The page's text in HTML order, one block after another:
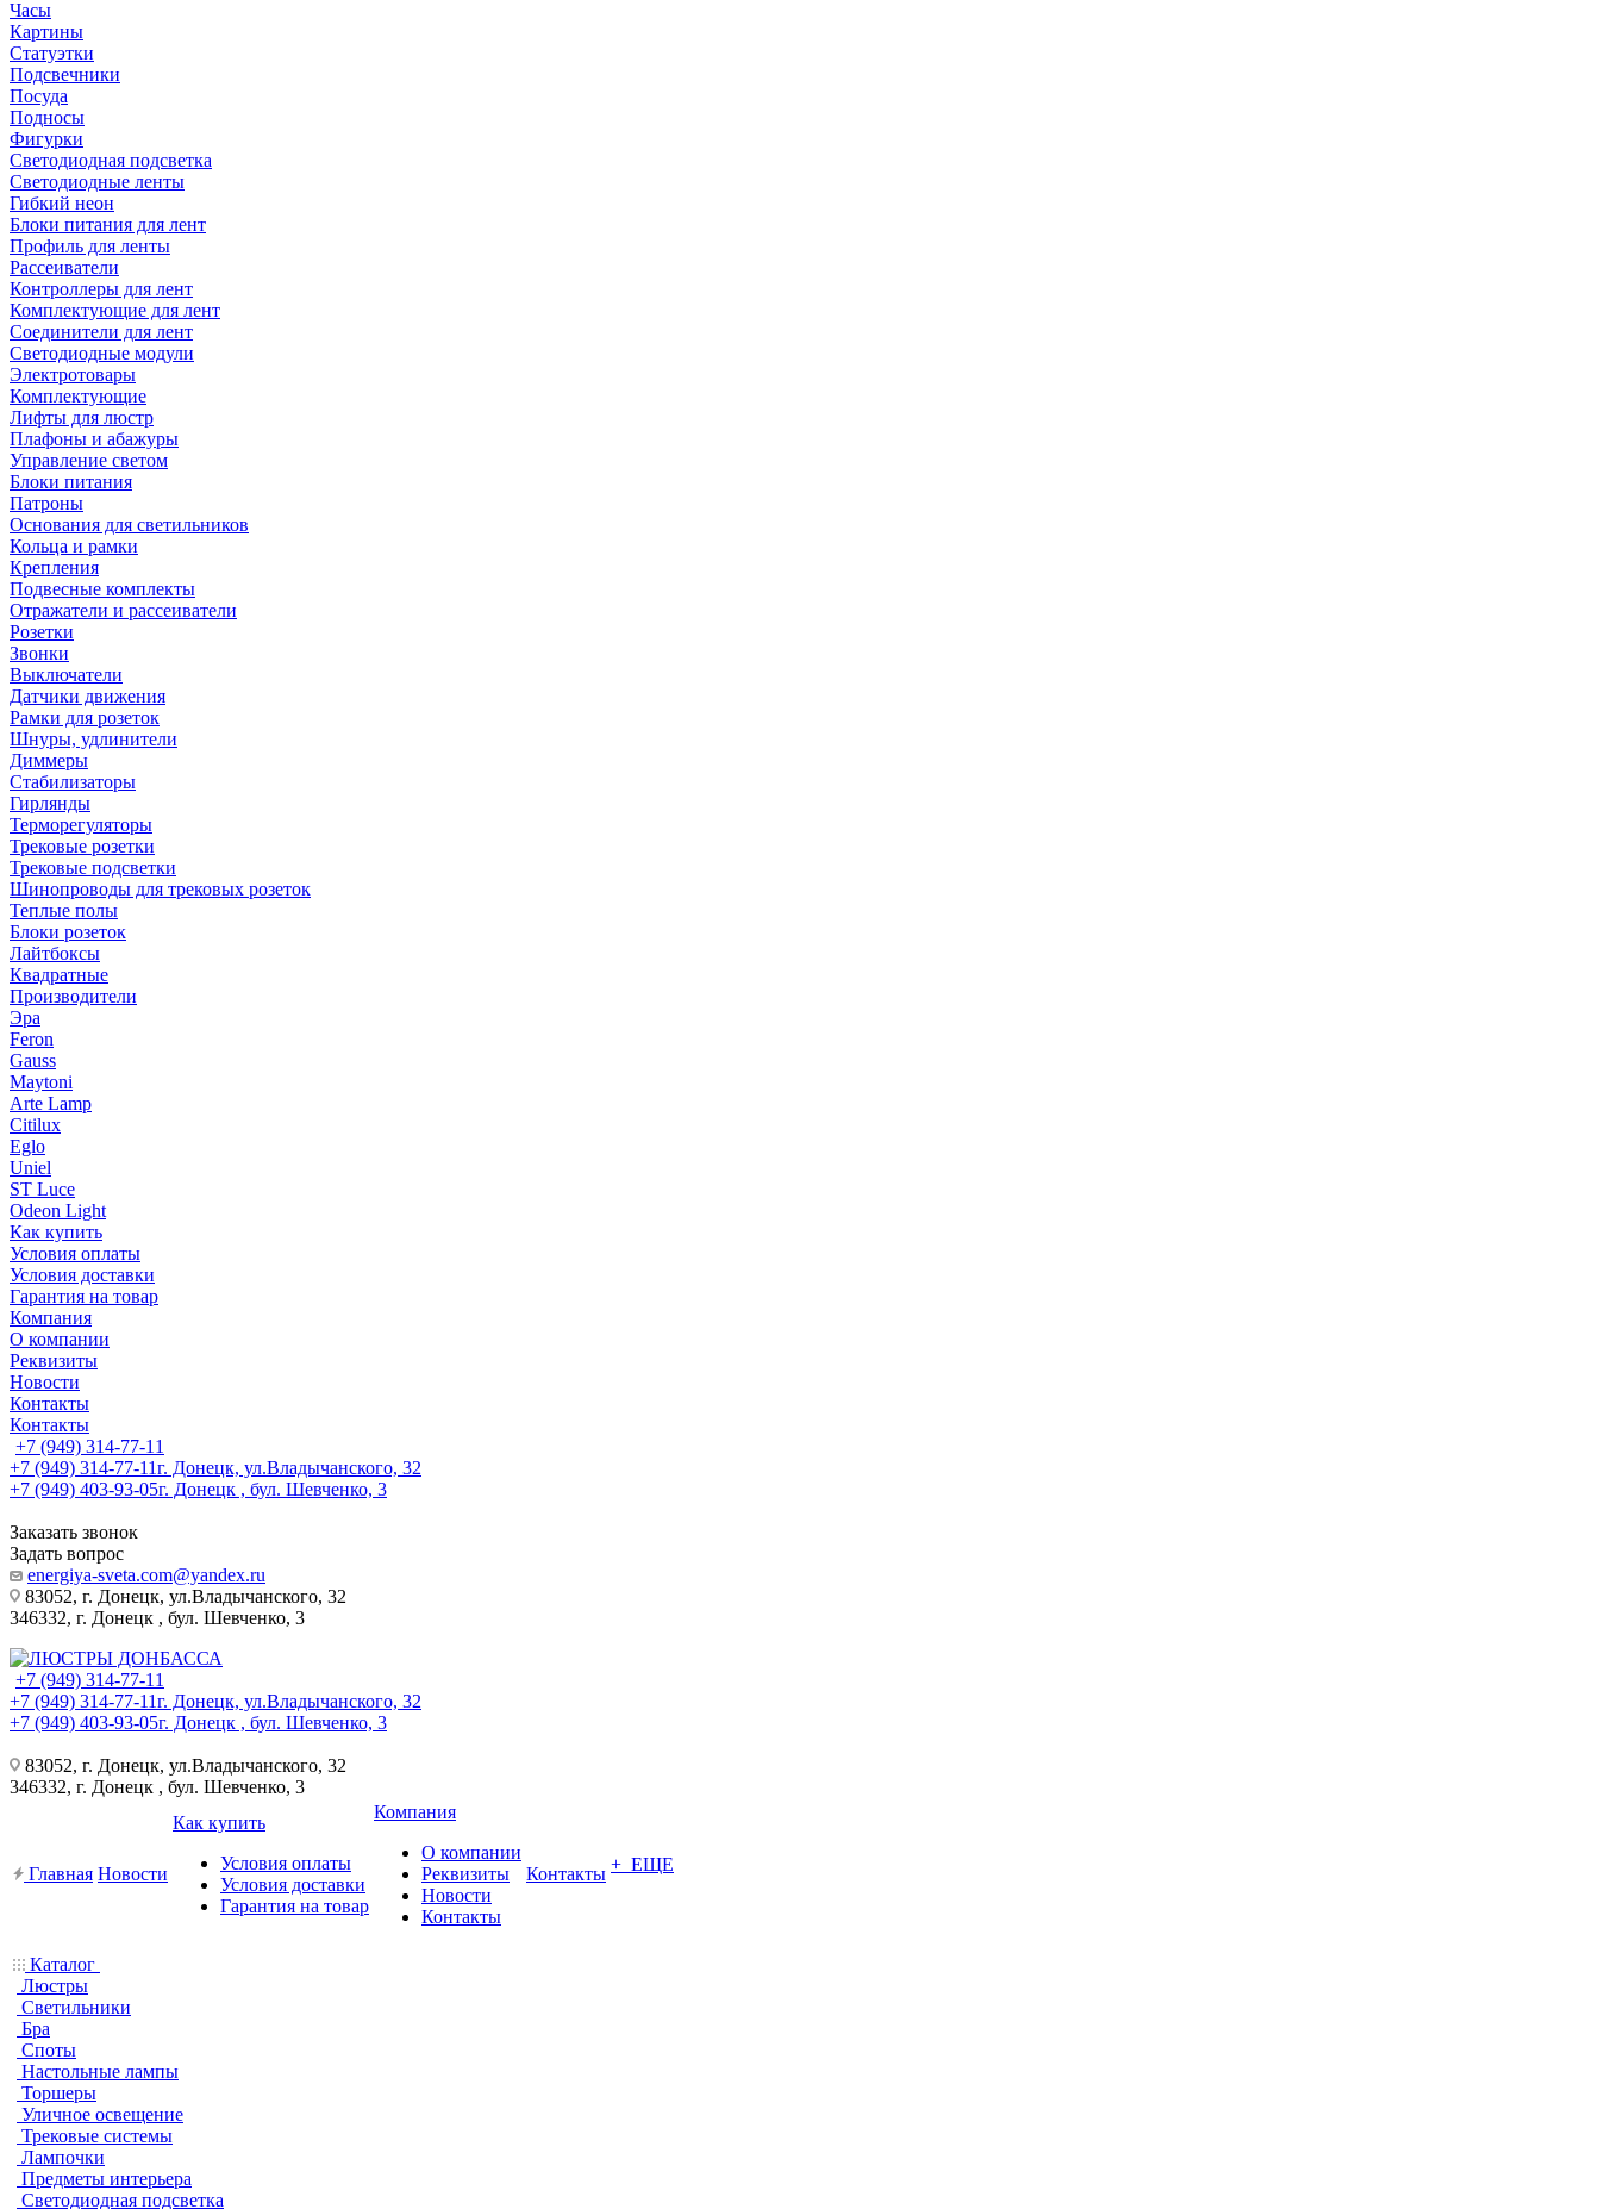
Часы
Картины
Статуэтки
Подсвечники
Посуда
Подносы
Фигурки
Светодиодная подсветка
Светодиодные ленты
Гибкий неон
Блоки питания для лент
Профиль для ленты
Рассеиватели
Контроллеры для лент
Комплектующие для лент
Соединители для лент
Светодиодные модули
Электротовары
Комплектующие
Лифты для люстр
Плафоны и абажуры
Управление светом
Блоки питания
Патроны
Основания для светильников
Кольца и рамки
Крепления
Подвесные комплекты
Отражатели и рассеиватели
Розетки
Звонки
Выключатели
Датчики движения
Рамки для розеток
Шнуры, удлинители
Диммеры
Стабилизаторы
Гирлянды
Терморегуляторы
Трековые розетки
Трековые подсветки
Шинопроводы для трековых розеток
Теплые полы
Блоки розеток
Лайтбоксы
Квадратные
Производители
Эра
Feron
Gauss
Maytoni
Arte Lamp
Citilux
Eglo
Uniel
ST Luce
Odeon Light
Как купить
Условия оплаты
Условия доставки
Гарантия на товар
Компания
О компании
Реквизиты
Новости
Контакты
Контакты
+7 (949) 314-77-11
+7 (949) 314-77-11г. Донецк, ул.Владычанского, 32
+7 (949) 403-93-05г. Донецк , бул. Шевченко, 3
Заказать звонок
Задать вопрос
energiya-sveta.com@yandex.ru
83052, г. Донецк, ул.Владычанского, 32
346332, г. Донецк , бул. Шевченко, 3
+7 (949) 314-77-11
+7 (949) 314-77-11г. Донецк, ул.Владычанского, 32
+7 (949) 403-93-05г. Донецк , бул. Шевченко, 3
83052, г. Донецк, ул.Владычанского, 32
346332, г. Донецк , бул. Шевченко, 3
Главная Новости
Как купить
Условия оплаты
Условия доставки
Гарантия на товар
Компания
О компании
Реквизиты
Новости
Контакты
Контакты + ЕЩЕ
Каталог
Люстры
Светильники
Бра
Споты
Настольные лампы
Торшеры
Уличное освещение
Трековые системы
Лампочки
Предметы интерьера
Светодиодная подсветка